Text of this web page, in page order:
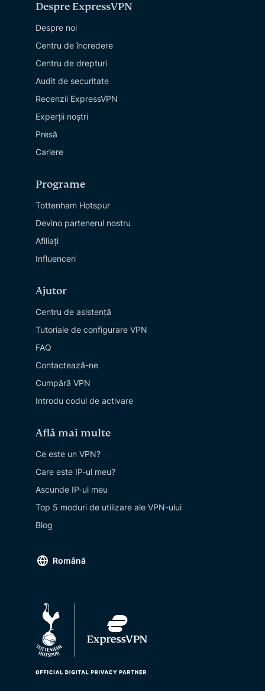
Despre ExpressVPN
Despre noi
Centru de încredere
Centru de drepturi
Audit de securitate
Recenzii ExpressVPN
Experții noștri
Presă
Cariere
Programe
Tottenham Hotspur
Devino partenerul nostru
Afiliați
Influenceri
Ajutor
Centru de asistență
Tutoriale de configurare VPN
FAQ
Contactează-ne
Cumpără VPN
Introdu codul de activare
Află mai multe
Ce este un VPN?
Care este IP-ul meu?
Ascunde IP-ul meu
Top 5 moduri de utilizare ale VPN-ului
Blog
Română